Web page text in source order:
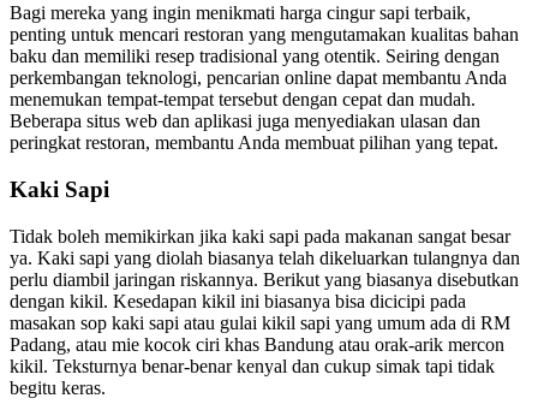
Bagi mereka yang ingin menikmati harga cingur sapi terbaik,
penting untuk mencari restoran yang mengutamakan kualitas bahan
baku dan memiliki resep tradisional yang otentik. Seiring dengan
perkembangan teknologi, pencarian online dapat membantu Anda
menemukan tempat-tempat tersebut dengan cepat dan mudah.
Beberapa situs web dan aplikasi juga menyediakan ulasan dan
peringkat restoran, membantu Anda membuat pilihan yang tepat.
Kaki Sapi
Tidak boleh memikirkan jika kaki sapi pada makanan sangat besar
ya. Kaki sapi yang diolah biasanya telah dikeluarkan tulangnya dan
perlu diambil jaringan riskannya. Berikut yang biasanya disebutkan
dengan kikil. Kesedapan kikil ini biasanya bisa dicicipi pada
masakan sop kaki sapi atau gulai kikil sapi yang umum ada di RM
Padang, atau mie kocok ciri khas Bandung atau orak-arik mercon
kikil. Teksturnya benar-benar kenyal dan cukup simak tapi tidak
begitu keras.